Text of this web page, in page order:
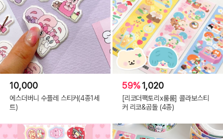
10,000
에스더버니 수플레 스티커(4종1세
트)
59%1,020
[리코더팩토리x룸룸] 콜라보스티
커 리코&곰돌 (4종)